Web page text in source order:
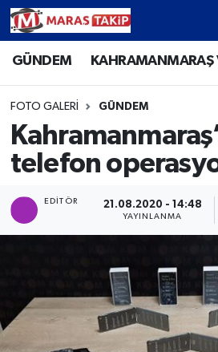
GÜNDEM KAHRAMANMARAŞ
FOTO GALERI GÜNDEM
telefon
EDITÖR 21.08.2020 - 14:48
YAYINLANMA
Kahramanmaraş Nöbetçi
Kahramanmaraş Hava
Kahramanmaraş Namaz
Süper Lig Puan Durumu ve
Tüm Manşetler
Son Dakika Haberleri
Haber Arşivi